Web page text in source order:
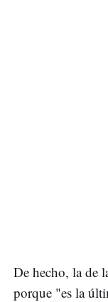
De hecho, la de
porque "es la